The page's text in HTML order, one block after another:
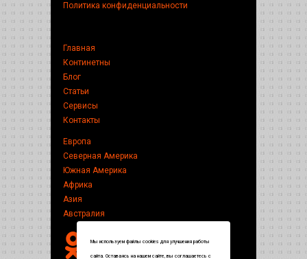
Политика конфиденциальности
Главная
Континетны
Блог
Статьи
Сервисы
Контакты
Европа
Северная Америка
Южная Америка
Африка
Азия
Австралия
Мы используем файлы cookies для улучшения работы
сайта. Оставаясь на нашем сайте, вы соглашаетесь с